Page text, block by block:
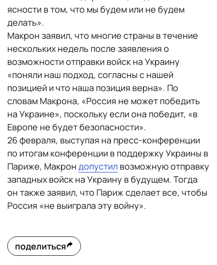
ясности в том, что мы будем или не будем
делать».
Макрон заявил, что многие страны в течение
нескольких недель после заявления о
возможности отправки войск на Украину
«поняли наш подход, согласны с нашей
позицией и что наша позиция верна». По
словам Макрона, «Россия не может победить
на Украине», поскольку если она победит, «в
Европе не будет безопасности».
26 февраля, выступая на пресс-конференции
по итогам конференции в поддержку Украины в
Париже, Макрон допустил возможную отправку
западных войск на Украину в будущем. Тогда
он также заявил, что Париж сделает все, чтобы
Россия «не выиграла эту войну».
поделиться